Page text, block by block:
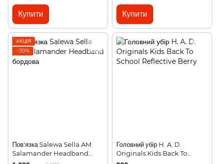
Купити Купити
АКЦІЯ
−30%
Пов'язка Salewa Sella AM
Salamander Headband
бордова
Головний убір H. A. D.
Originals Kids Back To
School Reflective Berry